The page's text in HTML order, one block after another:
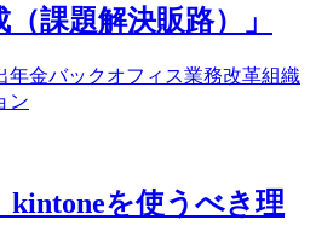
課題解決販路）」
年金バックオフィス業務改革組織
ン
kintoneを使うべき理